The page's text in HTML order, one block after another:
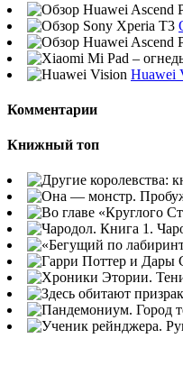
Huawei
Комментарии
Книжный топ